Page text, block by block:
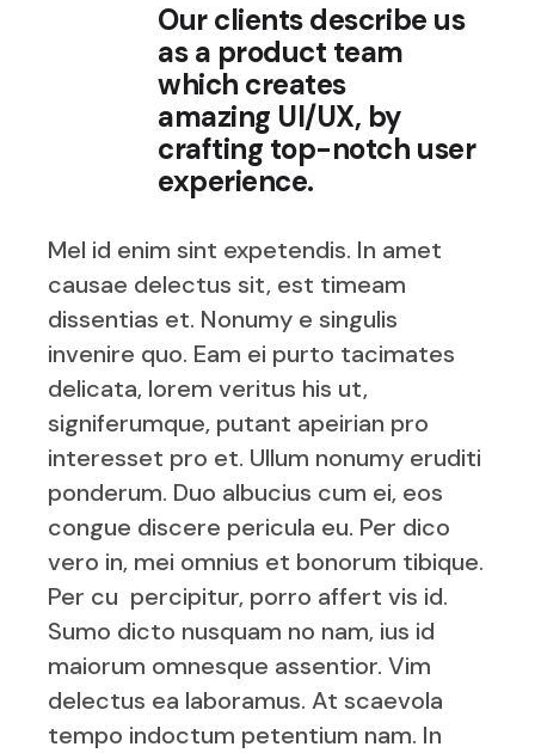
Our clients describe us
as a product team
which creates
amazing UI/UX, by
crafting top-notch user
experience.
Mel id enim sint expetendis. In amet
causae delectus sit, est timeam
dissentias et. Nonumy e singulis
invenire quo. Eam ei purto tacimates
delicata, lorem veritus his ut,
signiferumque, putant apeirian pro
interesset pro et. Ullum nonumy eruditi
ponderum. Duo albucius cum ei, eos
congue discere pericula eu. Per dico
vero in, mei omnius et bonorum tibique.
Per cu percipitur, porro affert vis id.
Sumo dicto nusquam no nam, ius id
maiorum omnesque assentior. Vim
delectus ea laboramus. At scaevola
tempo indoctum petentium nam. In